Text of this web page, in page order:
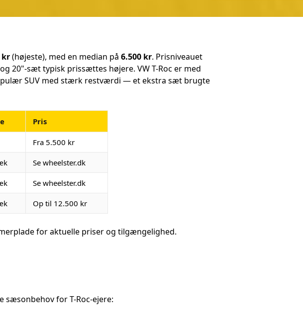
kr(højeste), med en median på 6.500 kr. Prisniveauet
20"-sæt typisk prissættes højere. VW T-Roc er med
SUV med stærk restværdi — et ekstra sæt brugte
Pris
Fra 5.500 kr
Se wheelster.dk
Se wheelster.dk
Op til 12.500 kr
for aktuelle priser og tilgængelighed.
for T-Roc-ejere: